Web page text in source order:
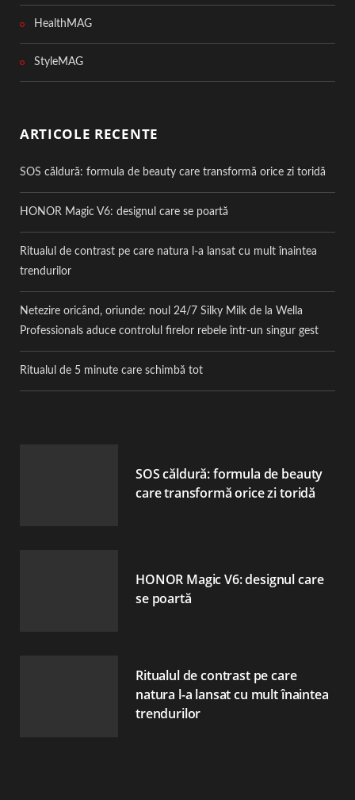
HealthMAG
StyleMAG
ARTICOLE RECENTE
SOS căldură: formula de beauty care transformă orice zi toridă
HONOR Magic V6: designul care se poartă
Ritualul de contrast pe care natura l-a lansat cu mult înaintea
trendurilor
Netezire oricând, oriunde: noul 24/7 Silky Milk de la Wella
Professionals aduce controlul firelor rebele într-un singur gest
Ritualul de 5 minute care schimbă tot
SOS căldură: formula de beauty
care transformă orice zi toridă
HONOR Magic V6: designul care
se poartă
Ritualul de contrast pe care
natura l-a lansat cu mult înaintea
trendurilor